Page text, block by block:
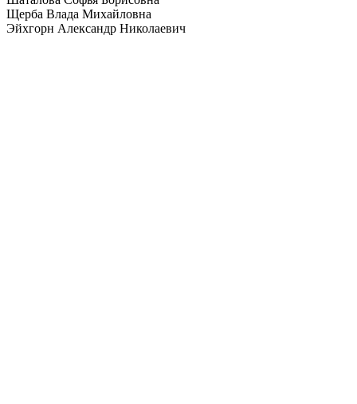
Щерба Влада Михайловна
Эйхгорн Александр Николаевич